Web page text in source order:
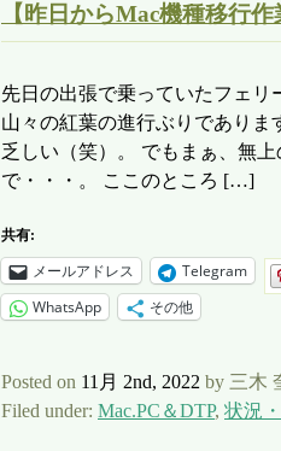
【昨日からMac機種移行作
先日の出張で乗っていたフェ
山々の紅葉の進行ぶりであり
乏しい（笑）。 でもまぁ、無
で・・・。 ここのところ […]
共有:
メールアドレス Telegram
WhatsApp
その他
Posted on 11月 2nd, 2022 by 三木
Filed under: Mac.PC＆DTP, 状況